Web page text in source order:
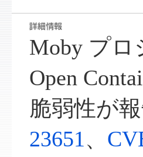
Moby プ
Open
脆弱性が
23651、